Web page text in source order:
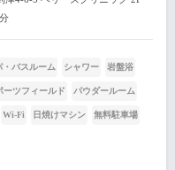
・バスルーム シャワー 岩盤浴
ーツフィールド パウダールーム
Wi-Fi 日焼けマシン 無料駐車場